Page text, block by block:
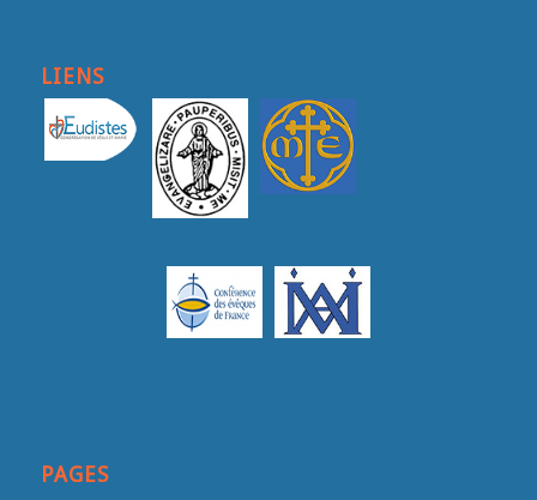
LIENS
PAGES